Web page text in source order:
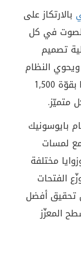
بالارتكاز على
في كل
تصميم
النظام
بقوّة 1,500
متميّز.
بايوسونيك
لمسات
مختلفة
الفتحات
تحقيق أفضل
المعزّز